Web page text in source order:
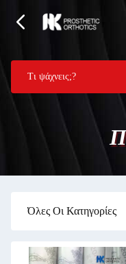
Όλες Οι Κατηγορίες